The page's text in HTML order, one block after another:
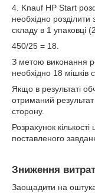
4. Knauf HP Start
необхідно розділити
складу в 1 упаковці
450/25 = 18.
З метою виконання
необхідно 18 мішків
Якщо в результаті
отриманий
сторону.
Розрахунок
поставленого
Зниження
Заощадити на